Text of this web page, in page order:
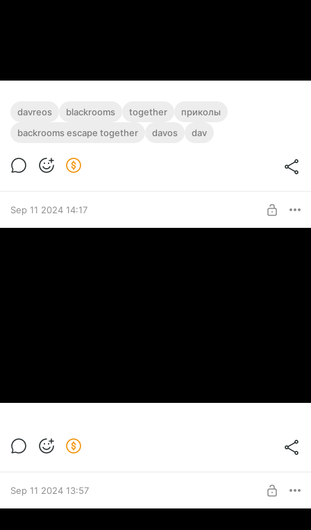
davreos blackrooms together
приколы
backrooms escape together
davos dav
Sep 11 2024 14:17
Sep 11 2024 13:57